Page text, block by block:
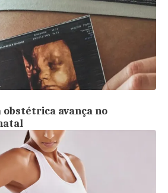
avança no